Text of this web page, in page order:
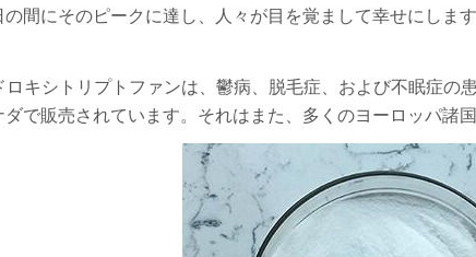
間にそのピークに達し、人々が目を覚まして幸せにしま
キシトリプトファンは、鬱病、脱毛症、および不眠症の
で販売されています。それはまた、多くのヨーロッパ諸